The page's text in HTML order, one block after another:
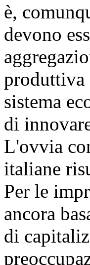
è,
devono
produttiva
sistema
di
L'ovvia
italiane
Per le
ancora
di